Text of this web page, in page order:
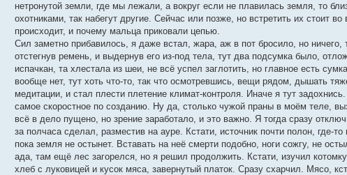
нетронутой земли, где мы лежали, а вокруг если не плавилась земля, то
охотниками, так набегут другие. Сейчас или позже, но встретить их стоит
происходит, и почему мальца приковали цепью.
Сил заметно прибавилось, я даже встал, жара, аж в пот бросило, но
отстегнув ремень, и выдернув его из-под тела, тут два подсумка было,
испачкан, та хлестала из шеи, не всё успел заглотить, но главное есть
вообще нет, тут хоть что-то, так что осмотревшись, вещи рядом, дышать
медитации, и стал плести плетение климат-контроля. Иначе я тут
самое скоростное по созданию. Ну да, столько чужой праны в моём теле,
всё в дело пущено, но зрение заработало, и это важно. Я тогда сразу
за полчаса сделал, разместив на ауре. Кстати, источник почти полон, где-
пока земля не остынет. Вставать на неё смерти подобно, ноги сожгу, не
ада, там ещё лес загорелся, но я решил продолжить. Кстати, изучил
хлеб с луковицей и кусок мяса, завернутый платок. Сразу схарчил. Мясо,